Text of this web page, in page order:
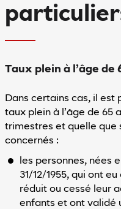
Taux plein à l’âge de
Dans certains cas, il est
taux plein à l’âge de 65
trimestres et quelle que
concernés :
les personnes, nées
31/12/1955, qui ont
réduit ou cessé leur
enfants et ont validé